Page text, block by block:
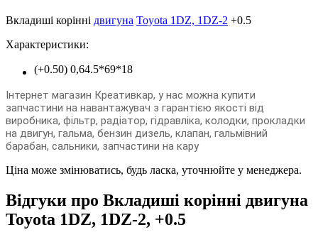
Вкладиші корінні двигуна Toyota 1DZ, 1DZ-2 +0.5
Характеристики:
(+0.50) 0,64.5*69*18
Інтернет магазин Креативкар, у нас можна купити
запчастини на навантажувач з гарантією якості від
виробника, фільтр, радіатор, гідравліка, колодки, прокладки
на двигун, гальма, бензин дизель, клапан, гальмівний
барабан, сальники, запчастини на кару
Ціна може змінюватись, будь ласка, уточнюйте у менеджера.
Відгуки про Вкладиші корінні двигуна
Toyota 1DZ, 1DZ-2, +0.5